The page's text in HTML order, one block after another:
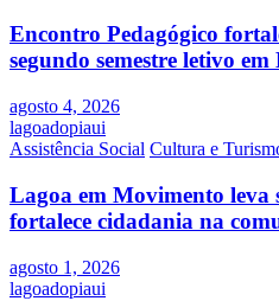
Encontro Pedagógico
segundo semestre letivo
agosto 4, 2026
lagoadopiaui
Assistência Social Cultura e
Lagoa em Movimento leva
fortalece cidadania na
agosto 1, 2026
lagoadopiaui